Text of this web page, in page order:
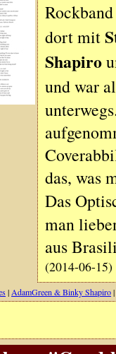
dort mit
Shapiro
und war
das, was
Das
man
aus
(2014-06-15)
| AdamGreen & Binky Shapiro